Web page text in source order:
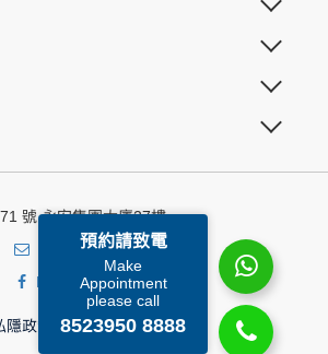
預約請致電
Make
Appointment
please call
8523950 8888
號 永安集團大廈27樓
business@ump.com.hk
Facebook Linkedin
政策 | 個人資料收集聲明